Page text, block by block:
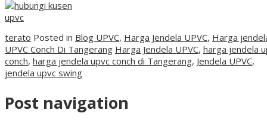
terato Posted in Blog UPVC, Harga Jendela UPVC, Harga
UPVC Conch Di Tangerang Harga Jendela UPVC, harga jendela
conch, harga jendela upvc conch di Tangerang, Jendela UPVC,
jendela upvc swing
Post navigation